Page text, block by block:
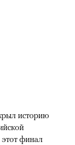
историю
финал